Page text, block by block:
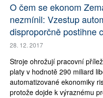
O čem se ekonom
nezmínil: Vzestup
disproporčně postihne
28. 12. 2017
Stroje ohrožují pracovní
platy v hodnotě 290 miliard
automatizované ekonomiky
protože dojde k výraznému